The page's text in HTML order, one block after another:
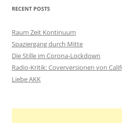
h
n
n
a
c
h
RECENT POSTS
Raum Zeit Kontinuum
Spaziergang durch Mitte
Die Stille im Corona-Lockdown
Radio-Kritik: Coverversionen von
Liebe AKK